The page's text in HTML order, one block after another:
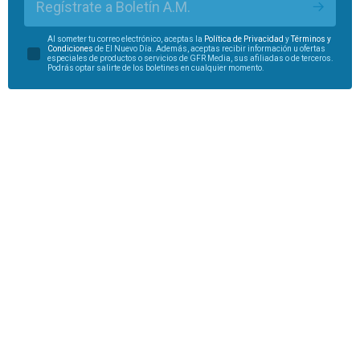
Regístrate a Boletín A.M.
Al someter tu correo electrónico, aceptas la Política de Privacidad yTérminos y
Condiciones de El Nuevo Día. Además, aceptas recibir información u ofertas
especiales de productos o servicios de GFR Media, sus afiliadas o de terceros.
Podrás optar salirte de los boletines en cualquier momento.